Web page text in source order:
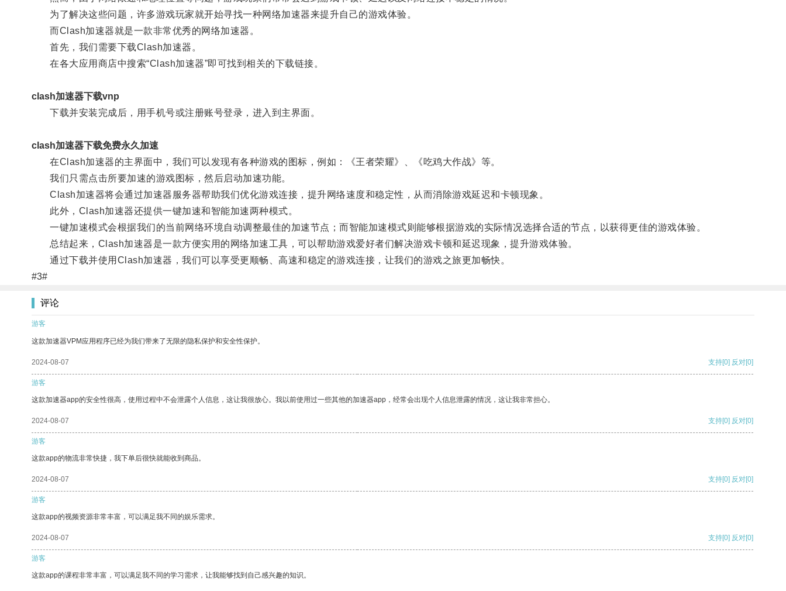
为了解决这些问题，许多游戏玩家就开始寻找一种网络加速器来提升自己的游戏体验。
而Clash加速器就是一款非常优秀的网络加速器。
首先，我们需要下载Clash加速器。
在各大应用商店中搜索“Clash加速器”即可找到相关的下载链接。
clash加速器下载vnp
下载并安装完成后，用手机号或注册账号登录，进入到主界面。
clash加速器下载免费永久加速
在Clash加速器的主界面中，我们可以发现有各种游戏的图标，例如：《王者荣耀》、《吃鸡大作战》等。
我们只需点击所要加速的游戏图标，然后启动加速功能。
Clash加速器将会通过加速器服务器帮助我们优化游戏连接，提升网络速度和稳定性，从而消除游戏延迟和卡顿现象。
此外，Clash加速器还提供一键加速和智能加速两种模式。
一键加速模式会根据我们的当前网络环境自动调整最佳的加速节点；而智能加速模式则能够根据游戏的实际情况选择合适的节点，以获得更佳的游戏体验。
总结起来，Clash加速器是一款方便实用的网络加速工具，可以帮助游戏爱好者们解决游戏卡顿和延迟现象，提升游戏体验。
通过下载并使用Clash加速器，我们可以享受更顺畅、高速和稳定的游戏连接，让我们的游戏之旅更加畅快。
#3#
评论
游客
这款加速器VPM应用程序已经为我们带来了无限的隐私保护和安全性保护。
2024-08-07 支持[0] 反对[0]
游客
这款加速器app的安全性很高，使用过程中不会泄露个人信息，这让我很放心。我以前使用过一些其他的加速器app，经常会出现个人信息泄露的情况，这让我非常担心。
2024-08-07 支持[0] 反对[0]
游客
这款app的物流非常快捷，我下单后很快就能收到商品。
2024-08-07 支持[0] 反对[0]
游客
这款app的视频资源非常丰富，可以满足我不同的娱乐需求。
2024-08-07 支持[0] 反对[0]
游客
这款app的课程非常丰富，可以满足我不同的学习需求，让我能够找到自己感兴趣的知识。